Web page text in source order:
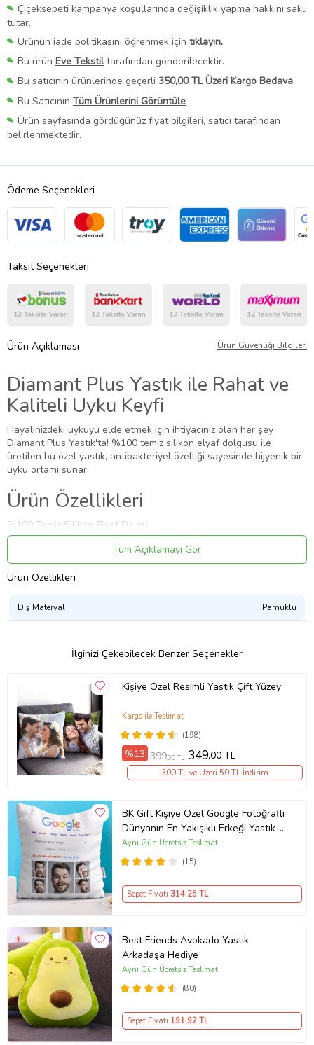
Çiçeksepeti kampanya koşullarında değişiklik yapma hakkını saklı
tutar.
Ürünün iade politikasını öğrenmek için tıklayın.
Bu ürün Eve Tekstiltarafından gönderilecektir.
Bu satıcının ürünlerinde geçerli 350,00 TL Üzeri Kargo Bedava
Bu Satıcının Tüm Ürünlerini Görüntüle
Ürün sayfasında gördüğünüz fiyat bilgileri, satıcı tarafından
belirlenmektedir.
Ödeme Seçenekleri
Taksit Seçenekleri
Ürün Açıklaması Ürün Güvenliği Bilgileri
Diamant Plus Yastık ile Rahat ve
Kaliteli Uyku Keyfi
Hayalinizdeki uykuyu elde etmek için ihtiyacınız olan her şey
Diamant Plus Yastık'ta! %100 temiz silikon elyaf dolgusu ile
üretilen bu özel yastık, antibakteriyel özelliği sayesinde hijyenik bir
uyku ortamı sunar.
Ürün Özellikleri
%100 Temiz Silikon Elyaf Dolgu
Antibakteriyel Yapı
İdeal Ölçüler: 50x70 cm
800 Gr Dolgu
Kolay Makinede Yıkanabilir
Hem Hotel Hem Ev Kullanımına Uygun
Faydalar
Rahat Uyku Ortamı Sağlar
Kaliteli ve Kesintisiz Uyku Deneyimi Sunar
Sıcak Havalarda Serin Kalır, Soğuk Havalarda Sıcak Tutar
Sağlıklı ve Temiz Uyku İmkanı
Uzun Süreli Kullanım Sağlayan Dayanıklı Malzeme
Diamant Plus Yastık ile her geceyi beş yıldızlı otel konforunda
yaşayın ve uykunuzda kaliteyi keşfedin!
Ürün Kodu:kcm66136308
Tüm Açıklamayı Gör
Ürün Özellikleri
Dış Materyal Pamuklu
İlginizi Çekebilecek Benzer Seçenekler
Kişiye Özel Resimli Yastık Çift Yüzey
(198)
Kargo ile Teslimat
%13 399,00 TL 349,00 TL
300 TL ve Üzeri 50 TL İndirim
BK Gift Kişiye Özel Google Fotoğraflı
Dünyanın En Yakışıklı Erkeği Yastık-1
(Beyaz)
(15)
Aynı Gün Ücretsiz Teslimat
Sepet Fiyatı 314,25 TL
Best Friends Avokado Yastık
Arkadaşa Hediye
(80)
Aynı Gün Ücretsiz Teslimat
Sepet Fiyatı 191,92 TL